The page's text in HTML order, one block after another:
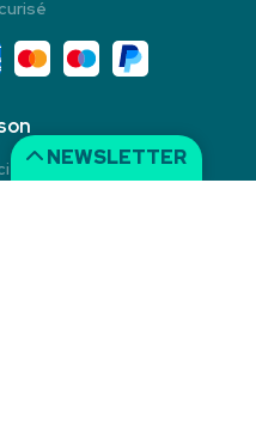
NEWSLETTER
en Click & Collect